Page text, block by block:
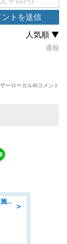
＞
工事・土木施工管理/総合技術商社にて施工管理のお仕事/即日勤務可/車通勤可/工事・土木施工管理/生産・品質管理